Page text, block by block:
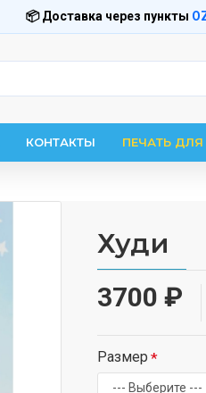
📦 Доставка через пункты
КОНТАКТЫ ПЕЧАТЬ
Худи
3700 ₽
Размер